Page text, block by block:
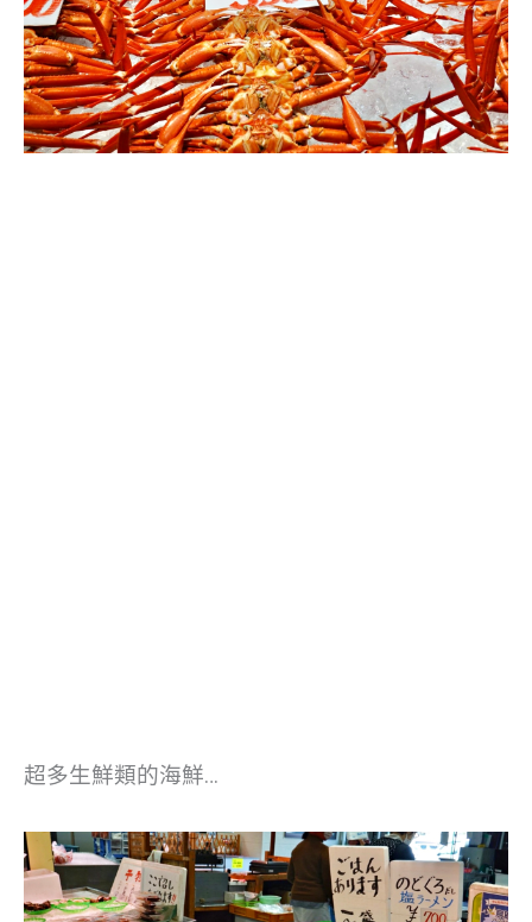
超多生鮮類的海鮮…